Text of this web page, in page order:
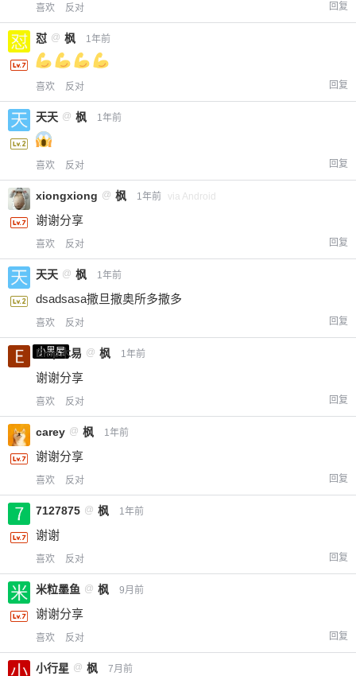
喜欢 反对 回复
怼 @ 枫 1年前
喜欢 反对 回复
天天 @ 枫 1年前
喜欢 反对 回复
xiongxiong @ 枫 1年前 via Android
谢谢分享
喜欢 反对 回复
天天 @ 枫 1年前
dsadsasa撒旦撒奥所多撒多
喜欢 反对 回复
小黑屋
Emp木易 @ 枫 1年前
谢谢分享
喜欢 反对 回复
carey @ 枫 1年前
谢谢分享
喜欢 反对 回复
7127875 @ 枫 1年前
谢谢
喜欢 反对 回复
米粒墨鱼 @ 枫 9月前
谢谢分享
喜欢 反对 回复
小行星 @ 枫 7月前